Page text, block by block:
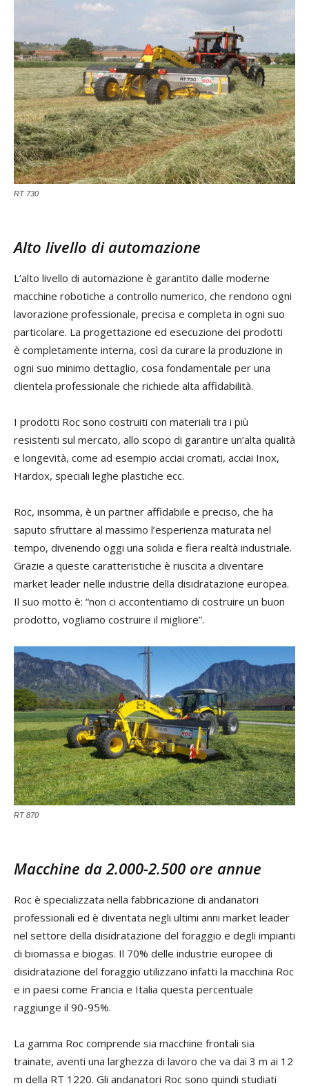
RT 730
Alto livello di automazione
L’alto livello di automazione è garantito dalle moderne
macchine robotiche a controllo numerico, che rendono ogni
lavorazione professionale, precisa e completa in ogni suo
particolare. La progettazione ed esecuzione dei prodotti
è completamente interna, così da curare la produzione in
ogni suo minimo dettaglio, cosa fondamentale per una
clientela professionale che richiede alta affidabilità.
I prodotti Roc sono costruiti con materiali tra i più
resistenti sul mercato, allo scopo di garantire un’alta qualità
e longevità, come ad esempio acciai cromati, acciai Inox,
Hardox, speciali leghe plastiche ecc.
Roc, insomma, è un partner affidabile e preciso, che ha
saputo sfruttare al massimo l’esperienza maturata nel
tempo, divenendo oggi una solida e fiera realtà industriale.
Grazie a queste caratteristiche è riuscita a diventare
market leader nelle industrie della disidratazione europea.
Il suo motto è: “non ci accontentiamo di costruire un buon
prodotto, vogliamo costruire il migliore”.
RT 870
Macchine da 2.000-2.500 ore annue
Roc è specializzata nella fabbricazione di andanatori
professionali ed è diventata negli ultimi anni market leader
nel settore della disidratazione del foraggio e degli impianti
di biomassa e biogas. Il 70% delle industrie europee di
disidratazione del foraggio utilizzano infatti la macchina Roc
e in paesi come Francia e Italia questa percentuale
raggiunge il 90-95%.
La gamma Roc comprende sia macchine frontali sia
trainate, aventi una larghezza di lavoro che va dai 3 m ai 12
m della RT 1220. Gli andanatori Roc sono quindi studiati